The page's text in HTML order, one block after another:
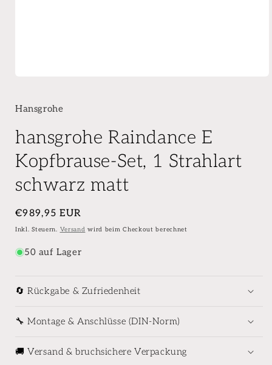
Hansgrohe
hansgrohe Raindance E
Kopfbrause-Set, 1 Strahlart
schwarz matt
Normaler
Preis
€989,95 EUR
Inkl. Steuern. Versand wird beim Checkout berechnet
50 auf Lager
🔄 Rückgabe & Zufriedenheit
🔧 Montage & Anschlüsse (DIN-Norm)
🚚 Versand & bruchsichere Verpackung